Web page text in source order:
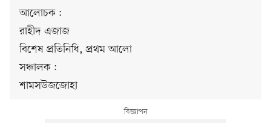
আলোচক :
রাহীদ এজাজ
বিশেষ প্রতিনিধি, প্রথম আলো
সঞ্চালক :
শামসউজজোহা